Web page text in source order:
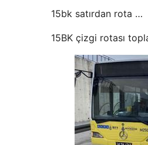
15bk satırdan rota …
15BK çizgi rotası